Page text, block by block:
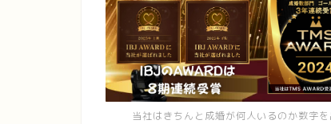
当社はきちんと成婚が何人いるのか数字